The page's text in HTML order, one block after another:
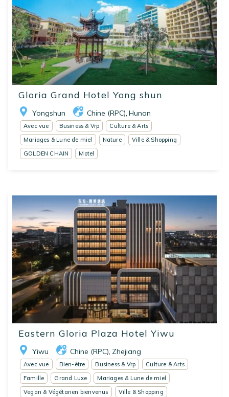
Gloria Grand Hotel Yong shun
Yongshun Chine (RPC) Hunan
Avec vue Business & Vrp
Culture & Arts
Mariages & Lune de miel
Nature
Ville & Shopping
GOLDEN CHAIN
Motel
Eastern Gloria Plaza Hotel Yiwu
Yiwu Chine (RPC) Zhejiang
Avec vue Bien-être Business & Vrp
Culture & Arts
Famille
Grand Luxe
Mariages & Lune de miel
Vegan & Végétarien bienvenus
Ville & Shopping